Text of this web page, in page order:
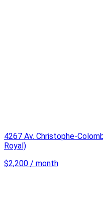
4267 Av. Christophe-
Royal)
$2,200 / month